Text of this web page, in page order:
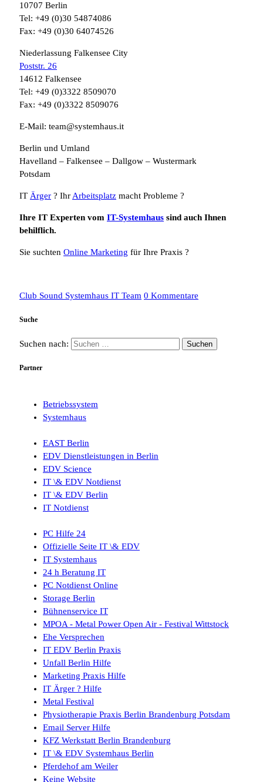
10707 Berlin
Tel: +49 (0)30 54874086
Fax: +49 (0)30 64074526
Niederlassung Falkensee City
Poststr. 26
14612 Falkensee
Tel: +49 (0)3322 8509070
Fax: +49 (0)3322 8509076
E-Mail: team@systemhaus.it
Berlin und Umland
Havelland – Falkensee – Dallgow – Wustermark
Potsdam
IT Ärger ? IhrArbeitsplatz macht Probleme ?
Ihre IT Experten vom IT-Systemhaus sind auch Ihnen
behilflich.
Sie suchten Online Marketing für Ihre Praxis ?
Club Sound Systemhaus IT Team 0 Kommentare
Suche
Suchen nach:
Partner
Betriebssystem
Systemhaus
EAST Berlin
EDV Dienstleistungen in Berlin
EDV Science
IT \& EDV Notdienst
IT \& EDV Berlin
IT Notdienst
PC Hilfe 24
Offizielle Seite IT \& EDV
IT Systemhaus
24 h Beratung IT
PC Notdienst Online
Storage Berlin
Bühnenservice IT
MPOA - Metal Power Open Air - Festival Wittstock
Ehe Versprechen
IT EDV Berlin Praxis
Unfall Berlin Hilfe
Marketing Praxis Hilfe
IT Ärger ? Hilfe
Metal Festival
Physiotherapie Praxis Berlin Brandenburg Potsdam
Email Server Hilfe
KFZ Werkstatt Berlin Brandenburg
IT \& EDV Systemhaus Berlin
Pferdehof am Weiler
Keine Website